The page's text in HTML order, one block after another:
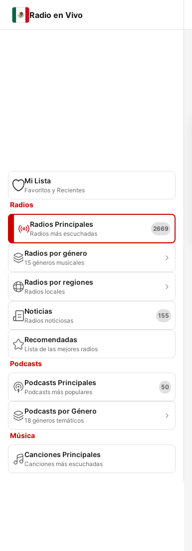
Radio en Vivo
Mi Lista
Favoritos y Recientes
Radios
Radios Principales
Radios más escuchadas
2669
Radios por género
15 géneros musicales
Radios por regiones
Radios locales
Noticias
Radios noticiosas
155
Recomendadas
Lista de las mejores radios
Podcasts
Podcasts Principales
Podcasts más populares
50
Podcasts por Género
18 géneros temáticos
Música
Canciones Principales
Canciones más escuchadas